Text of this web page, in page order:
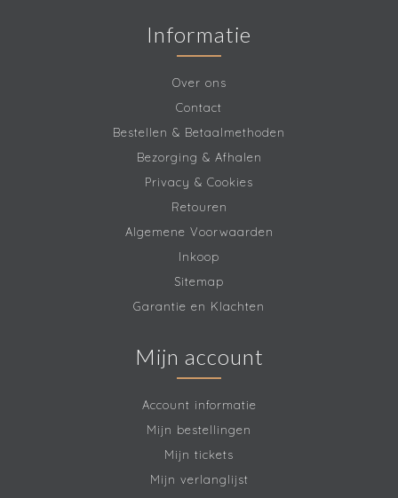
Informatie
Over ons
Contact
Bestellen & Betaalmethoden
Bezorging & Afhalen
Privacy & Cookies
Retouren
Algemene Voorwaarden
Inkoop
Sitemap
Garantie en Klachten
Mijn account
Account informatie
Mijn bestellingen
Mijn tickets
Mijn verlanglijst